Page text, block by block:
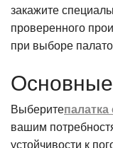
закажите
проверенного
при выборе
Выберите
вашим
устойчивости к